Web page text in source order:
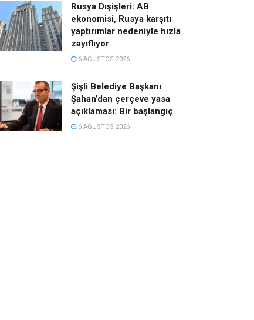
Rusya Dışişleri: AB
ekonomisi, Rusya karşıtı
yaptırımlar nedeniyle hızla
zayıflıyor
6 AĞUSTOS 2026
Şişli Belediye Başkanı
Şahan’dan çerçeve yasa
açıklaması: Bir başlangıç
6 AĞUSTOS 2026